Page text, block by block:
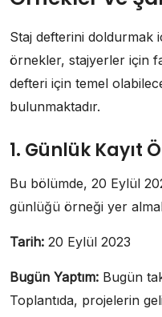
Staj defterini doldurmak
örnekler, stajyerler için
defteri için temel
bulunmaktadır.
1. Günlük Kayıt
Bu bölümde, 20 Eylül
günlüğü örneği yer
Tarih: 20 Eylül 2023
Bugün Yaptım: Bugün
Toplantıda, projelerin